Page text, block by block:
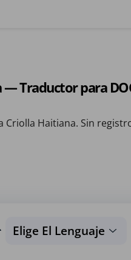
— Traductor para
Criolla Haitiana. Sin
Elige El Lenguaje